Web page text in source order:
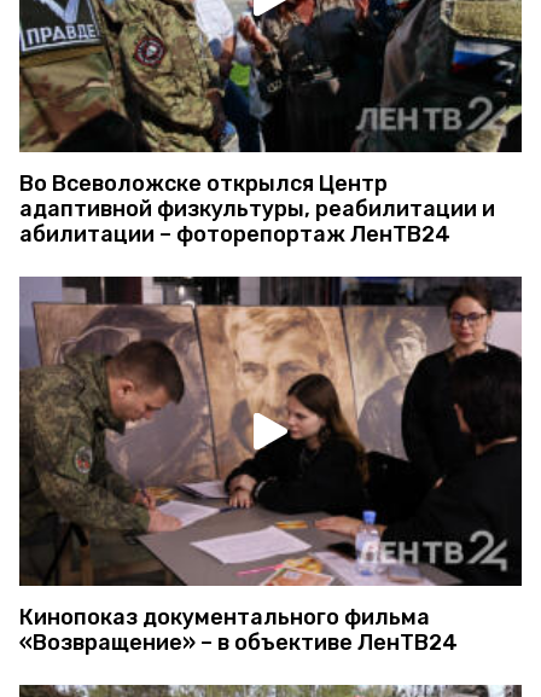
Во Всеволожске открылся Центр
адаптивной физкультуры, реабилитации и
абилитации – фоторепортаж ЛенТВ24
Кинопоказ документального фильма
«Возвращение» – в объективе ЛенТВ24